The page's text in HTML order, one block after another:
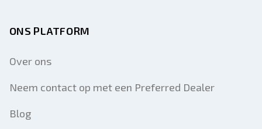
ONS PLATFORM
Over ons
Neem contact op met een Preferred Dealer
Blog